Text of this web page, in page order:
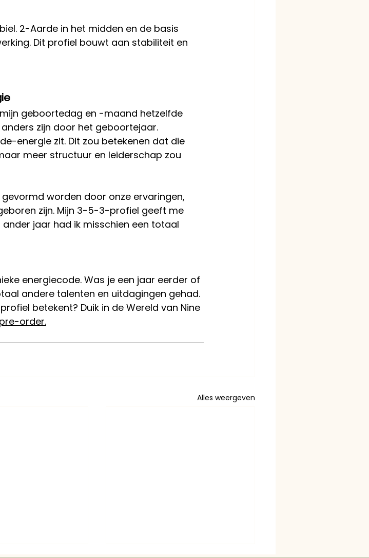
2-Aarde in het midden en de basis
Dit profiel bouwt aan stabiliteit en
geboortedag en -maand hetzelfde
zijn door het geboortejaar.
energie zit. Dit zou betekenen dat die
meer structuur en leiderschap zou
worden door onze ervaringen,
zijn. Mijn 3-5-3-profiel geeft me
jaar had ik misschien een totaal
energiecode. Was je een jaar eerder of
andere talenten en uitdagingen gehad.
betekent? Duik in de Wereld van Nine
pre-order.
Alles weergeven